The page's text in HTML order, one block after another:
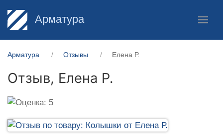
Арматура
Арматура Отзывы Елена Р.
Отзыв, Елена Р.